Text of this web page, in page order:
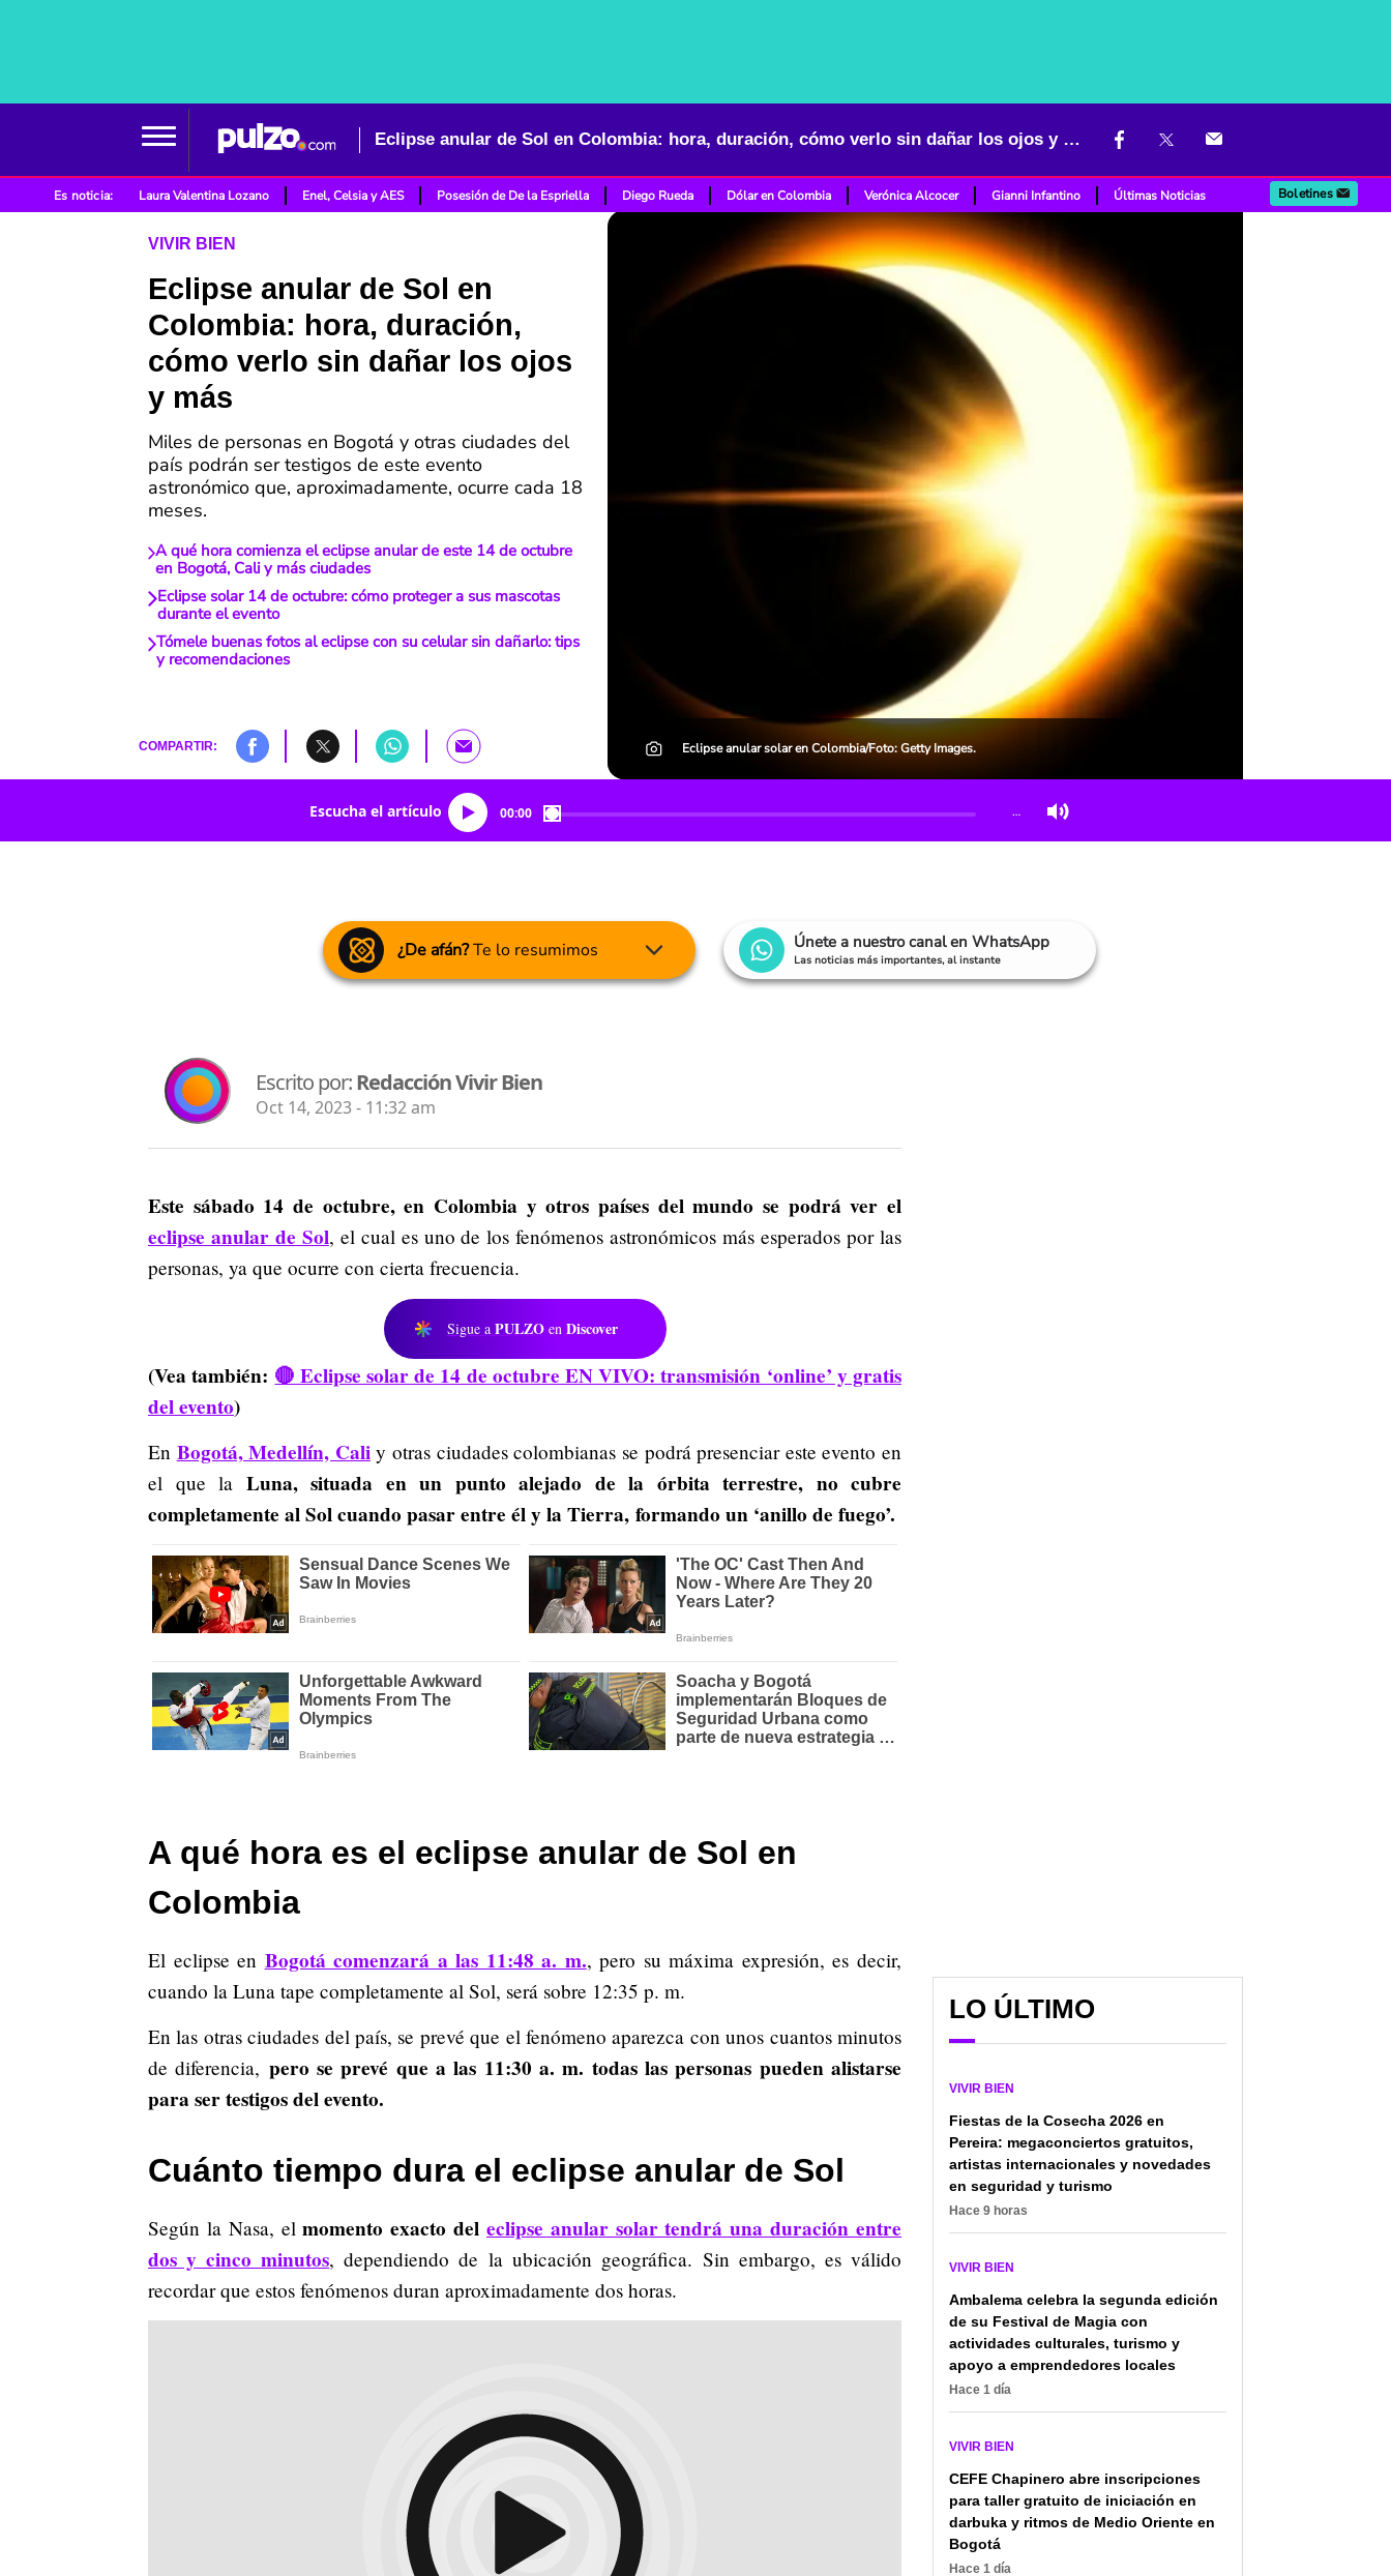
Eclipse anular de Sol en Colombia: hora, duración, cómo verlo sin dañar los ojos y más
Es noticia: Laura Valentina Lozano Enel, Celsia y AES Posesión de De la Espriella Diego Rueda Dólar en Colombia Verónica Alcocer Gianni Infantino Últimas Noticias Boletines
VIVIR BIEN
Eclipse anular de Sol en
Colombia: hora, duración,
cómo verlo sin dañar los ojos
y más
Miles de personas en Bogotá y otras ciudades del
país podrán ser testigos de este evento
astronómico que, aproximadamente, ocurre cada 18
meses.
A qué hora comienza el eclipse anular de este 14 de octubre
en Bogotá, Cali y más ciudades
Eclipse solar 14 de octubre: cómo proteger a sus mascotas
durante el evento
Tómele buenas fotos al eclipse con su celular sin dañarlo: tips
y recomendaciones
COMPARTIR: Eclipse anular solar en Colombia/Foto: Getty Images.
Escucha el artículo 00:00 …
¿De afán?Te lo resumimos Únete a nuestro canal en WhatsApp
Las noticias más importantes, al instante
Escrito por:Redacción Vivir Bien
Oct 14, 2023 - 11:32 am
Este sábado 14 de octubre, en Colombia y otros países del mundo se podrá ver el
eclipse anular de Sol, el cual es uno de los fenómenos astronómicos más esperados por las
personas, ya que ocurre con cierta frecuencia.
Sigue a PULZO en Discover
(Vea también: 🔴 Eclipse solar de 14 de octubre EN VIVO: transmisión ‘online’ y gratis
del evento)
En Bogotá, Medellín, Caliy otras ciudades colombianas se podrá presenciar este evento en
el que la Luna, situada en un punto alejado de la órbita terrestre, no cubre
completamente al Sol cuando pasar entre él y la Tierra, formando un ‘anillo de fuego’.
A qué hora es el eclipse anular de Sol en
Colombia
El eclipse en Bogotá comenzará a las 11:48 a. m., pero su máxima expresión, es decir,
cuando la Luna tape completamente al Sol, será sobre 12:35 p. m.
En las otras ciudades del país, se prevé que el fenómeno aparezca con unos cuantos minutos
de diferencia, pero se prevé que a las 11:30 a. m. todas las personas pueden alistarse
para ser testigos del evento.
Cuánto tiempo dura el eclipse anular de Sol
Según la Nasa, elmomento exacto del eclipse anular solar tendrá una duración entre
dos y cinco minutos, dependiendo de la ubicación geográfica. Sin embargo, es válido
recordar que estos fenómenos duran aproximadamente dos horas.
LO ÚLTIMO
VIVIR BIEN
Fiestas de la Cosecha 2026 en
Pereira: megaconciertos gratuitos,
artistas internacionales y novedades
en seguridad y turismo
Hace 9 horas
VIVIR BIEN
Ambalema celebra la segunda edición
de su Festival de Magia con
actividades culturales, turismo y
apoyo a emprendedores locales
Hace 1 día
VIVIR BIEN
CEFE Chapinero abre inscripciones
para taller gratuito de iniciación en
darbuka y ritmos de Medio Oriente en
Bogotá
Hace 1 día